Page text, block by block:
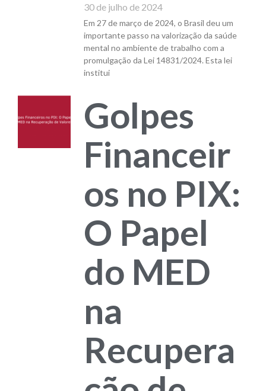
30 de julho de 2024
Em 27 de março de 2024, o Brasil deu um
importante passo na valorização da saúde
mental no ambiente de trabalho com a
promulgação da Lei 14831/2024. Esta lei
institui
Golpes
Financeir
os no PIX:
O Papel
do MED
na
Recupera